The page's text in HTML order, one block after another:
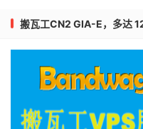
搬瓦工CN2 GIA-E，多达